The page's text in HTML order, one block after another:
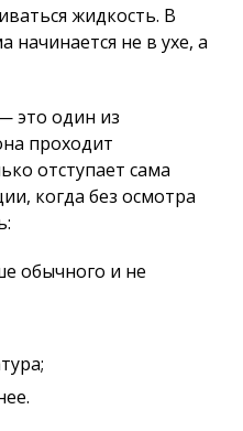
жидкость. В
начинается не в ухе, а
это один из
проходит
отступает сама
когда без осмотра
обычного и не